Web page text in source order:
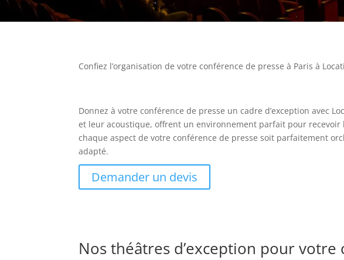
Confiez l’organisation de votre conférence de presse à Paris à
Donnez à votre conférence de presse un cadre d’exception avec
et leur acoustique, offrent un environnement parfait pour
chaque aspect de votre conférence de presse soit parfaitement
adapté.
Demander un devis
Nos théâtres d’exception pour